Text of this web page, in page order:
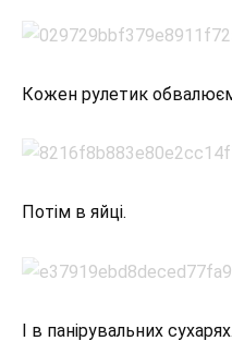
Кожен рулетик
Потім в яйці.
І в панірувальних сухарях.